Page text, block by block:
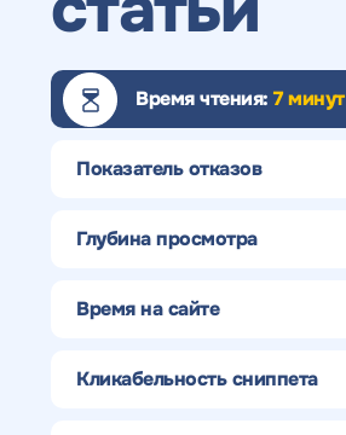
Время чтения:7 минут
Показатель отказов
Глубина просмотра
Время на сайте
Кликабельность сниппета